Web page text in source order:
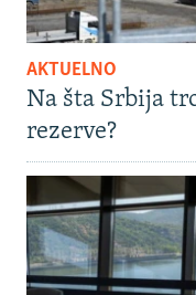
AKTUELNO
Na šta Srbija
rezerve?